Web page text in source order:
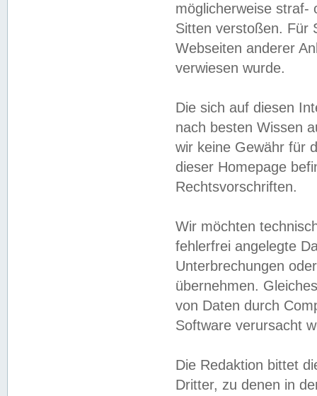
möglicherweise straf-
Sitten verstoßen. Für
Webseiten anderer
verwiesen wurde.
Die sich auf diesen
nach besten Wissen
wir keine Gewähr für
dieser Homepage
Rechtsvorschriften.
Wir möchten
fehlerfrei angelegte
Unterbrechungen
übernehmen.
von Daten durch
Software verursacht
Die Redaktion bittet
Dritter, zu denen in